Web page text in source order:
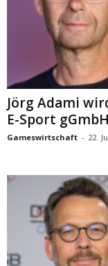
Jörg Adami
E-Sport gGmbH
Gameswirtschaft - 22.